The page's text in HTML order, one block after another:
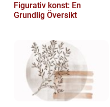
Figurativ konst: En
Grundlig Översikt